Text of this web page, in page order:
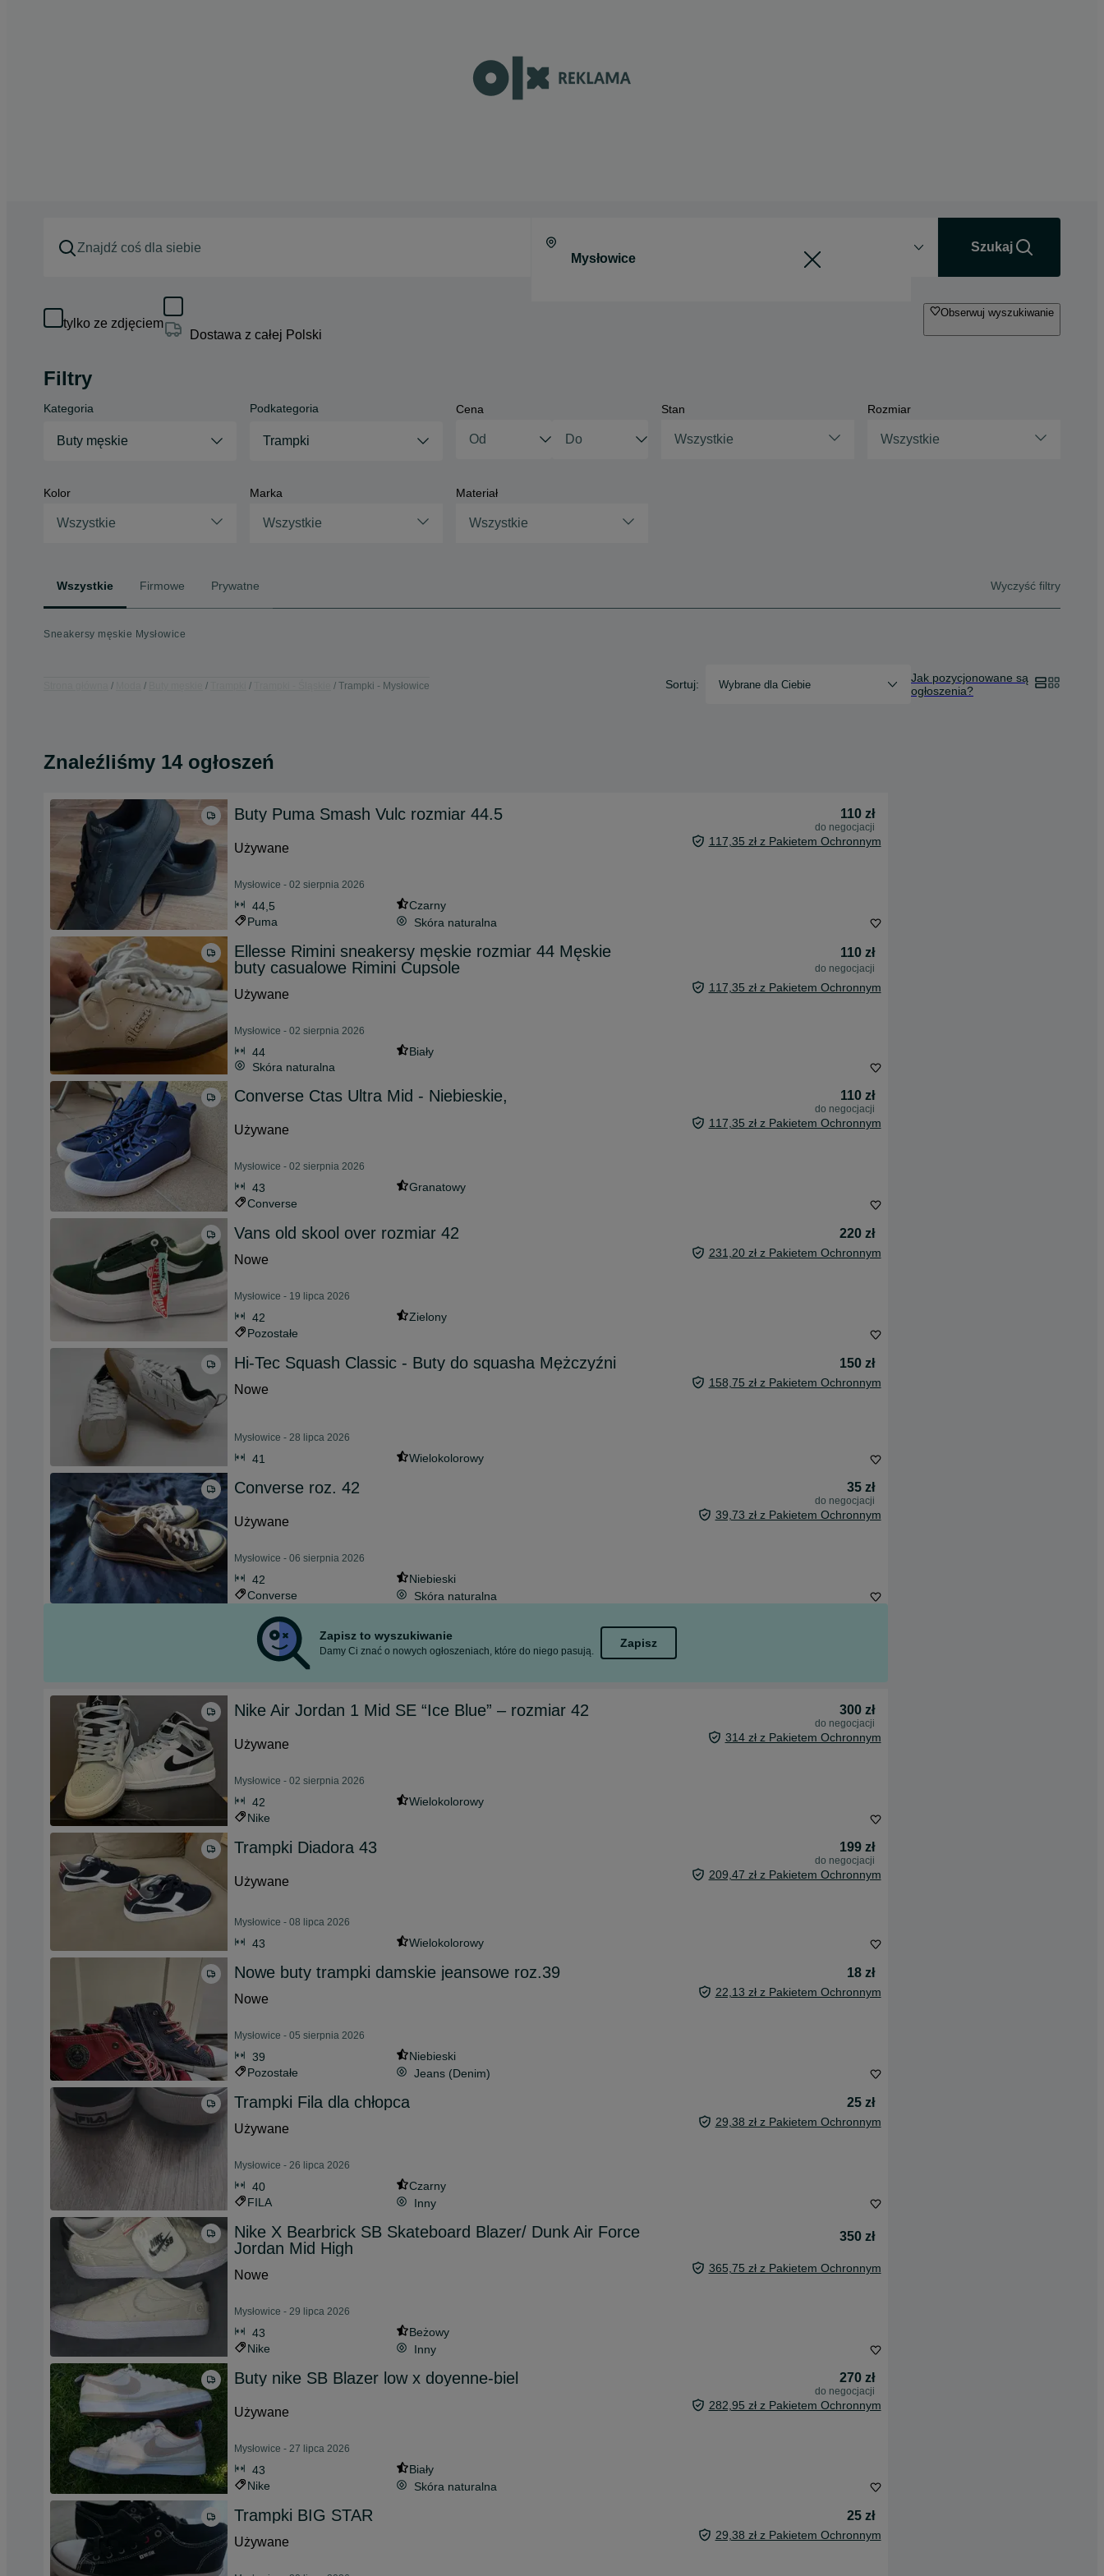
Szukaj
tylko ze zdjęciem
Dostawa z całej Polski
Obserwuj wyszukiwanie
Filtry
Kategoria
Buty męskie
Podkategoria
Trampki
Cena Stan
Wszystkie
Rozmiar
Wszystkie
Kolor
Wszystkie
Marka
Wszystkie
Materiał
Wszystkie
Wszystkie Firmowe Prywatne Wyczyść filtry
Sneakersy męskie Mysłowice
Trampki - Mysłowice Sortuj: Wybrane dla Ciebie
Jak pozycjonowane są
ogłoszenia?
Znaleźliśmy 14 ogłoszeń
Buty Puma Smash Vulc rozmiar 44.5 110 zł
do negocjacji
Używane 117,35 zł z Pakietem Ochronnym
Mysłowice - 02 sierpnia 2026
44,5
Czarny
Puma
Skóra naturalna
Ellesse Rimini sneakersy męskie rozmiar 44 Męskie
buty casualowe Rimini Cupsole
110 zł
do negocjacji
Używane 117,35 zł z Pakietem Ochronnym
Mysłowice - 02 sierpnia 2026
44
Biały
Skóra naturalna
Converse Ctas Ultra Mid - Niebieskie, 110 zł
do negocjacji
Używane 117,35 zł z Pakietem Ochronnym
Mysłowice - 02 sierpnia 2026
43
Granatowy
Converse
Vans old skool over rozmiar 42
220 zł
Nowe
231,20 zł z Pakietem Ochronnym
Mysłowice - 19 lipca 2026
42
Zielony
Pozostałe
Hi-Tec Squash Classic - Buty do squasha Mężczyźni
150 zł
Nowe
158,75 zł z Pakietem Ochronnym
Mysłowice - 28 lipca 2026
41 Wielokolorowy
Converse roz. 42 35 zł
do negocjacji
Używane 39,73 zł z Pakietem Ochronnym
Mysłowice - 06 sierpnia 2026
42
Niebieski
Converse
Skóra naturalna
Zapisz to wyszukiwanie
Damy Ci znać o nowych ogłoszeniach, które do niego pasują.
Zapisz
Nike Air Jordan 1 Mid SE “Ice Blue” – rozmiar 42 300 zł
do negocjacji
Używane 314 zł z Pakietem Ochronnym
Mysłowice - 02 sierpnia 2026
42
Wielokolorowy
Nike
Trampki Diadora 43 199 zł
do negocjacji
Używane 209,47 zł z Pakietem Ochronnym
Mysłowice - 08 lipca 2026
43 Wielokolorowy
Nowe buty trampki damskie jeansowe roz.39
18 zł
Nowe
22,13 zł z Pakietem Ochronnym
Mysłowice - 05 sierpnia 2026
39
Niebieski
Pozostałe
Jeans (Denim)
Trampki Fila dla chłopca
25 zł
Używane
29,38 zł z Pakietem Ochronnym
Mysłowice - 26 lipca 2026
40
Czarny
FILA
Inny
Nike X Bearbrick SB Skateboard Blazer/ Dunk Air Force
Jordan Mid High
350 zł
Nowe 365,75 zł z Pakietem Ochronnym
Mysłowice - 29 lipca 2026
43
Beżowy
Nike
Inny
Buty nike SB Blazer low x doyenne-biel 270 zł
do negocjacji
Używane 282,95 zł z Pakietem Ochronnym
Mysłowice - 27 lipca 2026
43
Biały
Nike
Skóra naturalna
Trampki BIG STAR
25 zł
Używane
29,38 zł z Pakietem Ochronnym